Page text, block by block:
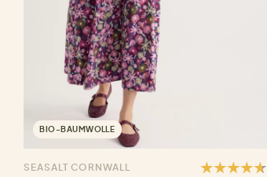
BIO-BAUMWOLLE
SEASALT CORNWALL